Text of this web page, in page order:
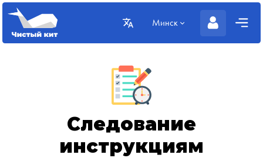
Минск
Следование
инструкциям